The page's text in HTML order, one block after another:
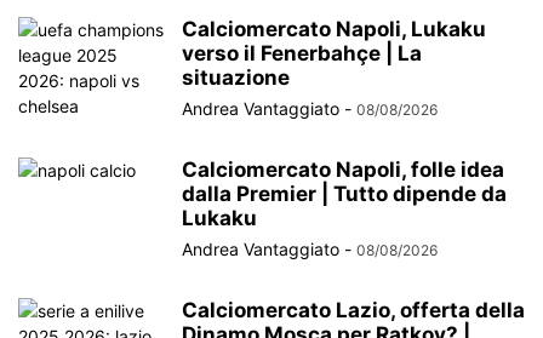
Calciomercato Napoli, Lukaku
verso il Fenerbahçe | La
situazione
Andrea Vantaggiato - 08/08/2026
Calciomercato Napoli, folle idea
dalla Premier | Tutto dipende da
Lukaku
Andrea Vantaggiato - 08/08/2026
Calciomercato Lazio, offerta della